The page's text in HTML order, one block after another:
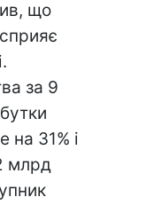
що
за 9
на 31% і
млрд